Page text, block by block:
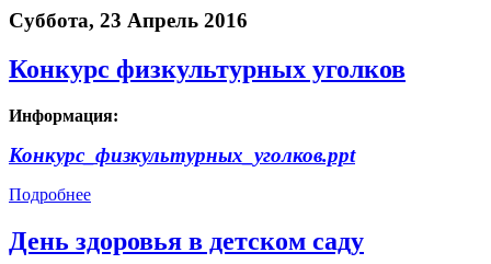
Суббота, 23 Апрель 2016
Конкурс физкультурных уголков
Информация:
Конкурс_физкультурных_уголков.ppt
Подробнее
День здоровья в детском саду